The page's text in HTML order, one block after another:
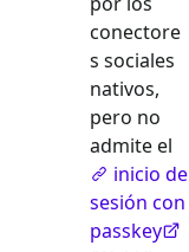
conectore
s sociales
nativos,
pero no
admite el
inicio de
sesión con
passkey